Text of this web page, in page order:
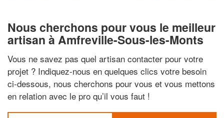
Nous cherchons pour vous le meilleur
artisan à Amfreville-Sous-les-Monts
Vous ne savez pas quel artisan contacter pour votre
projet ? Indiquez-nous en quelques clics votre besoin
ci-dessous, nous cherchons pour vous et vous mettons
en relation avec le pro qu’il vous faut !